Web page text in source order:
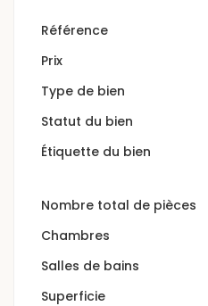
Référence
Prix
Type de bien
Statut du bien
Étiquette du bien
Nombre total de pièces
Chambres
Salles de bains
Superficie